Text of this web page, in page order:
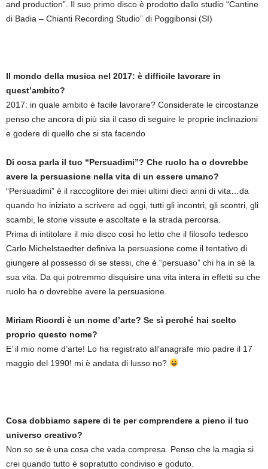
and production”. Il suo primo disco è prodotto dallo studio “Cantine
di Badia – Chianti Recording Studio” di Poggibonsi (SI)
Il mondo della musica nel 2017: è difficile lavorare in
quest’ambito?
2017: in quale ambito è facile lavorare? Considerate le circostanze
penso che ancora di più sia il caso di seguire le proprie inclinazioni
e godere di quello che si sta facendo
Di cosa parla il tuo “Persuadimi”? Che ruolo ha o dovrebbe
avere la persuasione nella vita di un essere umano?
“Persuadimi” è il raccoglitore dei miei ultimi dieci anni di vita…da
quando ho iniziato a scrivere ad oggi, tutti gli incontri, gli scontri, gli
scambi, le storie vissute e ascoltate e la strada percorsa.
Prima di intitolare il mio disco così ho letto che il filosofo tedesco
Carlo Michelstaedter definiva la persuasione come il tentativo di
giungere al possesso di se stessi, che è “persuaso” chi ha in sé la
sua vita. Da qui potremmo disquisire una vita intera in effetti su che
ruolo ha o dovrebbe avere la persuasione.
Miriam Ricordi è un nome d’arte? Se sì perché hai scelto
proprio questo nome?
E’ il mio nome d’arte! Lo ha registrato all’anagrafe mio padre il 17
maggio del 1990! mi è andata di lusso no?
Cosa dobbiamo sapere di te per comprendere a pieno il tuo
universo creativo?
Non so se è una cosa che vada compresa. Penso che la magia si
crei quando tutto è sopratutto condiviso e goduto.